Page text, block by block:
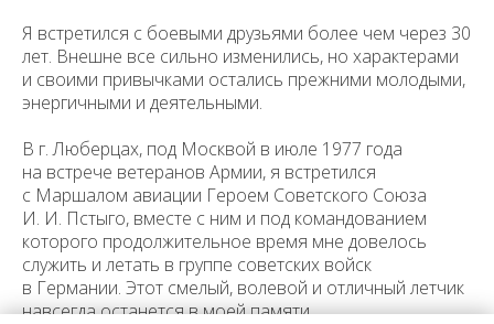
Я встретился с боевыми друзьями более чем через 30
лет. Внешне все сильно изменились, но характерами
и своими привычками остались прежними молодыми,
энергичными и деятельными.
В г. Люберцах, под Москвой в июле 1977 года
на встрече ветера­нов Армии, я встретился
с Маршалом авиации Героем Советского Союза
И. И. Пстыго, вместе с ним и под командованием
которого продолжитель­ное время мне довелось
служить и летать в группе советских войск
в Германии. Этот смелый, волевой и отличный летчик
навсегда останется в моей памяти.